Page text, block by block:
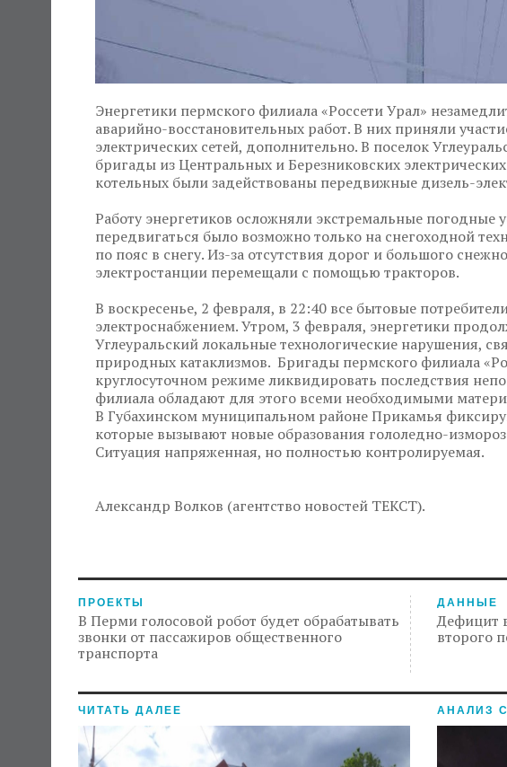
Энергетики пермского филиала «Россети Урал»
аварийно-восстановительных работ. В них приняли
электрических сетей, дополнительно. В поселок
бригады из Центральных и Березниковских
котельных были задействованы передвижные дизель-
Работу энергетиков осложняли экстремальные погодные
передвигаться было возможно только на снегоходной
по пояс в снегу. Из-за отсутствия дорог и большого
электростанции перемещали с помощью тракторов.
В воскресенье, 2 февраля, в 22:40 все бытовые
электроснабжением. Утром, 3 февраля, энергетики
Углеуральский локальные технологические нарушения,
природных катаклизмов. Бригады пермского филиала
круглосуточном режиме ликвидировать последствия
филиала обладают для этого всеми необходимыми
В Губахинском муниципальном районе Прикамья
которые вызывают новые образования гололедно-
Ситуация напряженная, но полностью контролируемая.
Александр Волков (агентство новостей ТЕКСТ).
ПРОЕКТЫ
В Перми голосовой робот будет обрабатывать
звонки от пассажиров общественного
транспорта
ДАННЫЕ
Дефицит
второго
ЧИТАТЬ ДАЛЕЕ АНАЛИЗ